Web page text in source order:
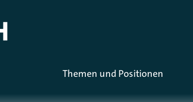
Themen und Positionen